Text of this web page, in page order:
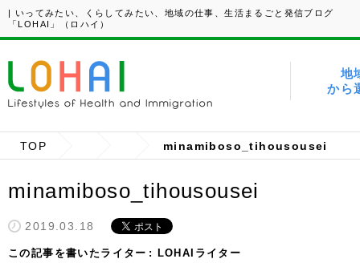
| いってみたい、くらしてみたい、地域の仕事、生活まるごと発信ブログ
「LOHAI」（ロハイ）
地
から
TOP minamiboso_tihousousei
minamiboso_tihousousei
2019.03.18
この記事を書いたライター LOHAIライター